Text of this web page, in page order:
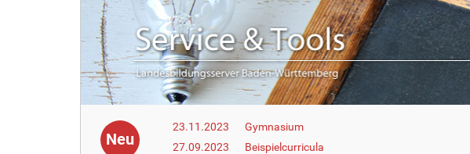
Neu
23.11.2023
Gymnasium
27.09.2023
Beispielcurricula